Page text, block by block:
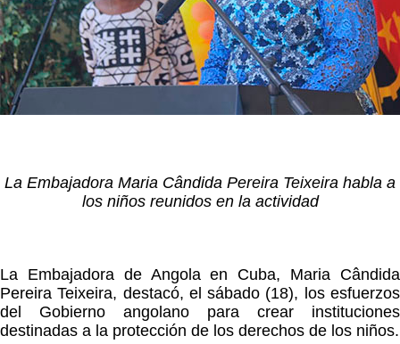
La Embajadora Maria Cândida Pereira Teixeira habla a
los niños reunidos en la actividad
La Embajadora de Angola en Cuba, Maria Cândida
Pereira Teixeira, destacó, el sábado (18), los esfuerzos
del Gobierno angolano para crear instituciones
destinadas a la protección de los derechos de los niños.